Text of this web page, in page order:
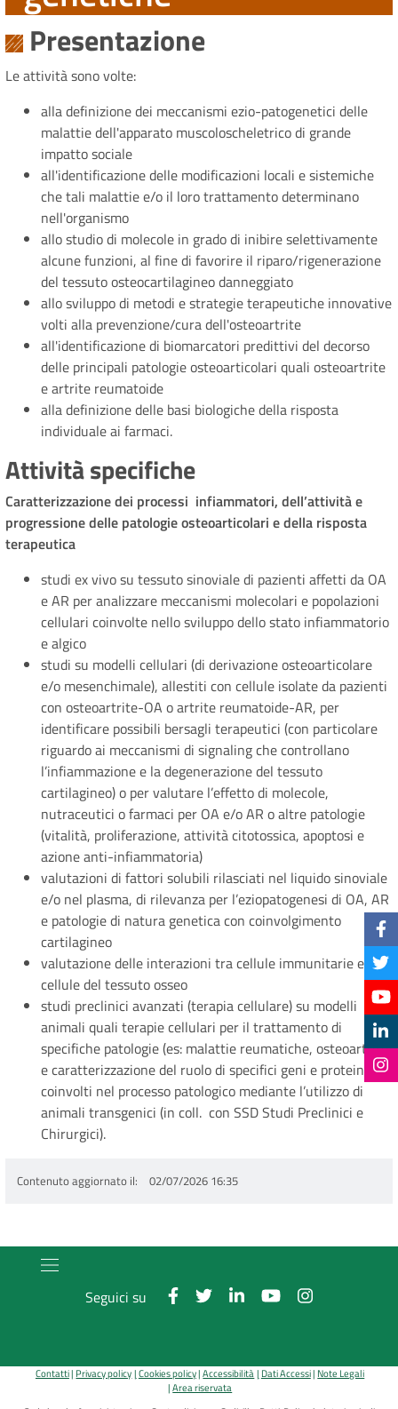
Presentazione
Le attività sono volte:
alla definizione dei meccanismi ezio-patogenetici delle
malattie dell'apparato muscoloscheletrico di grande
impatto sociale
all'identificazione delle modificazioni locali e sistemiche
che tali malattie e/o il loro trattamento determinano
nell'organismo
allo studio di molecole in grado di inibire selettivamente
alcune funzioni, al fine di favorire il riparo/rigenerazione
del tessuto osteocartilagineo danneggiato
allo sviluppo di metodi e strategie terapeutiche innovative
volti alla prevenzione/cura dell'osteoartrite
all'identificazione di biomarcatori predittivi del decorso
delle principali patologie osteoarticolari quali osteoartrite
e artrite reumatoide
alla definizione delle basi biologiche della risposta
individuale ai farmaci.
Attività specifiche
Caratterizzazione dei processi infiammatori, dell’attività e
progressione delle patologie osteoarticolari e della risposta
terapeutica
studi ex vivo su tessuto sinoviale di pazienti affetti da OA
e AR per analizzare meccanismi molecolari e popolazioni
cellulari coinvolte nello sviluppo dello stato infiammatorio
e algico
studi su modelli cellulari (di derivazione osteoarticolare
e/o mesenchimale), allestiti con cellule isolate da pazienti
con osteoartrite-OA o artrite reumatoide-AR, per
identificare possibili bersagli terapeutici (con particolare
riguardo ai meccanismi di signaling che controllano
l’infiammazione e la degenerazione del tessuto
cartilagineo) o per valutare l’effetto di molecole,
nutraceutici o farmaci per OA e/o AR o altre patologie
(vitalità, proliferazione, attività citotossica, apoptosi e
azione anti-infiammatoria)
valutazioni di fattori solubili rilasciati nel liquido sinoviale
e/o nel plasma, di rilevanza per l’eziopatogenesi di OA, AR
e patologie di natura genetica con coinvolgimento
cartilagineo
valutazione delle interazioni tra cellule immunitarie e
cellule del tessuto osseo
studi preclinici avanzati (terapia cellulare) su modelli
animali quali terapie cellulari per il trattamento di
specifiche patologie (es: malattie reumatiche, osteoartrite)
e caratterizzazione del ruolo di specifici geni e proteine
coinvolti nel processo patologico mediante l’utilizzo di
animali transgenici (in coll. con SSD Studi Preclinici e
Chirurgici).
Contenuto aggiornato il 02/07/2026 16:35
Seguici su
Contatti Privacy policy Cookies policy Accessibilità Dati Accessi Note Legali
Area riservata